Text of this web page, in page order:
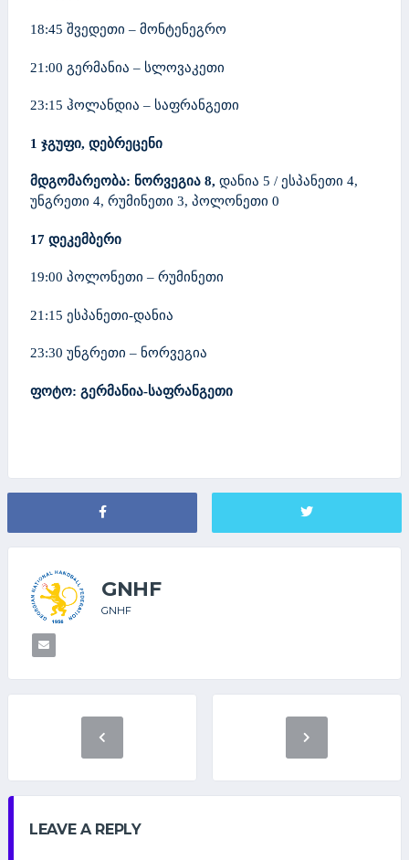
18:45 შვედეთი – მონტენეგრო
21:00 გერმანია – სლოვაკეთი
23:15 ჰოლანდია – საფრანგეთი
1 ჯგუფი, დებრეცენი
მდგომარეობა: ნორვეგია 8, დანია 5 / ესპანეთი 4,
უნგრეთი 4, რუმინეთი 3, პოლონეთი 0
17 დეკემბერი
19:00 პოლონეთი – რუმინეთი
21:15 ესპანეთი-დანია
23:30 უნგრეთი – ნორვეგია
ფოტო: გერმანია-საფრანგეთი
GNHF
GNHF
LEAVE A REPLY